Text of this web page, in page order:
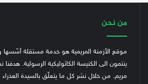
من نحن
موقع الأزمنة المريمية هو خدمة مستقلة أسّسها
ينتمون الى الكنيسة الكاثوليكية الرسولية.
مريم. من خلال نشر كل ما يتعلّق بالسيدة